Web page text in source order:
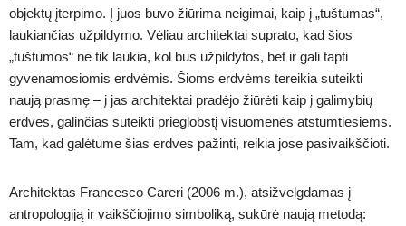
objektų įterpimo. Į juos buvo žiūrima neigimai, kaip į „tuštumas“,
laukiančias užpildymo. Vėliau architektai suprato, kad šios
„tuštumos“ ne tik laukia, kol bus užpildytos, bet ir gali tapti
gyvenamosiomis erdvėmis. Šioms erdvėms tereikia suteikti
naują prasmę – į jas architektai pradėjo žiūrėti kaip į galimybių
erdves, galinčias suteikti prieglobstį visuomenės atstumtiesiems.
Tam, kad galėtume šias erdves pažinti, reikia jose pasivaikščioti.
Architektas Francesco Careri (2006 m.), atsižvelgdamas į
antropologiją ir vaikščiojimo simboliką, sukūrė naują metodą: